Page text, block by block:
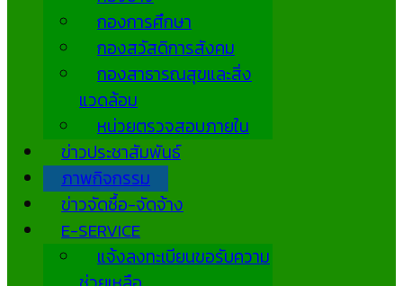
กองการศึกษา
กองสวัสดิการสังคม
กองสาธารณสุขและสิ่ง
แวดล้อม
หน่วยตรวจสอบภายใน
ข่าวประชาสัมพันธ์
ภาพกิจกรรม
ข่าวจัดซื้อ-จัดจ้าง
E-SERVICE
แจ้งลงทะเบียนขอรับความ